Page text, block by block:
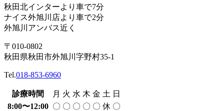
秋田北インターより車で7分
ナイス外旭川店より車で2分
外旭川アンバス近く
〒010-0802
秋田県秋田市外旭川字野村35-1
Tel.018-853-6960
診療時間 月 火 水 木 金 土 日
8:00〜12:00 〇 〇 〇 〇 〇 休 〇